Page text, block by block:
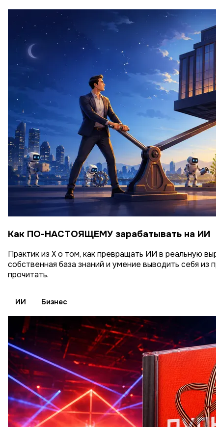
Как ПО-НАСТОЯЩЕМУ зарабатывать на ИИ
Практик из X о том, как превращать ИИ в реальную
собственная база знаний и умение выводить себя из
прочитать.
ИИ Бизнес